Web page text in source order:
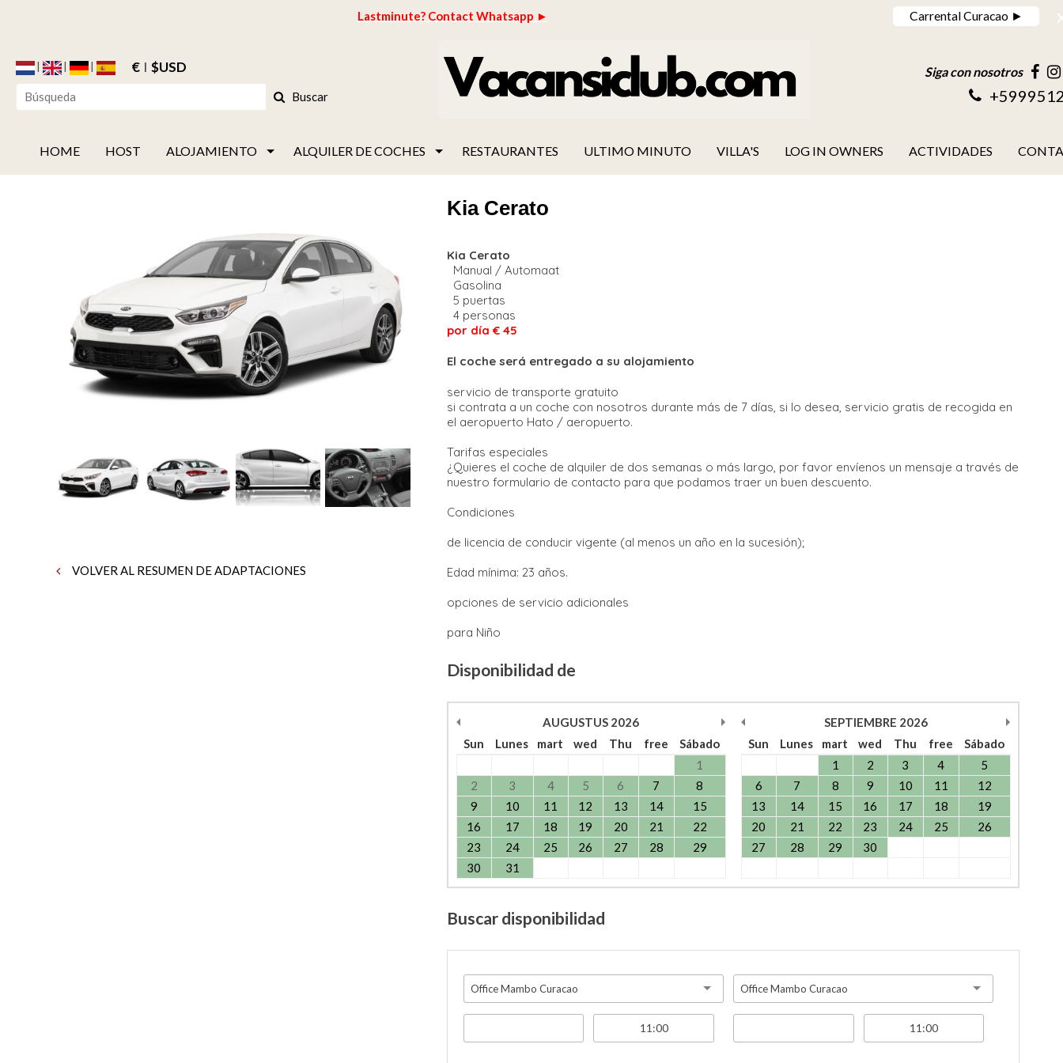
Lastminute? Contact Whatsapp ► Carrental Curacao ►
€ $USD
Buscar
Siga con nosotros
HOME HOST ALOJAMIENTO ALQUILER DE COCHES RESTAURANTES ULTIMO MINUTO VILLA'S LOG IN OWNERS ACTIVIDADES
VOLVER AL RESUMEN DE ADAPTACIONES
Kia Cerato
Kia Cerato
Manual / Automaat
Gasolina
5 puertas
4 personas
por día € 45
El coche será entregado a su alojamiento
servicio de transporte gratuito
si contrata a un coche con nosotros durante más de 7 días, si lo desea, servicio gratis de recogida en
el aeropuerto Hato / aeropuerto.
Tarifas especiales
¿Quieres el coche de alquiler de dos semanas o más largo, por favor envíenos un mensaje a través de
nuestro formulario de contacto para que podamos traer un buen descuento.
Condiciones
de licencia de conducir vigente (al menos un año en la sucesión);
Edad mínima: 23 años.
opciones de servicio adicionales
para Niño
Disponibilidad de
AUGUSTUS 2026
Sun
Lunes mart wed Thu free
Sábado
1
2
3 4 5 6 7
8
9
10 11 12 13 14
15
16
17 18 19 20 21
22
23
24 25 26 27 28
29
30
31
SEPTIEMBRE 2026
Sun
Lunes mart wed Thu free
Sábado
1
2 3 4
5
6
7 8 9 10 11
12
13
14 15 16 17 18
19
20
21 22 23 24 25
26
27
28 29 30
Buscar disponibilidad
Office Mambo Curacao Office Mambo Curacao